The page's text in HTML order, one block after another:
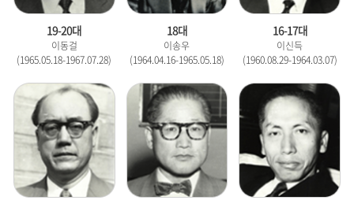
19-20대
이동걸
(1965.05.18-1967.07.28)
18대
이송우
(1964.04.16-1965.05.18)
16-17대
이신득
(1960.08.29-1964.03.07)